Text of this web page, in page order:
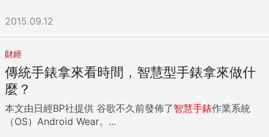
2015.09.12
財經
傳統手錶拿來看時間，智慧型手錶拿來做什
麼？
本文由日經BP社提供 谷歌不久前發佈了智慧手錶作業系統
（OS）Android Wear。...